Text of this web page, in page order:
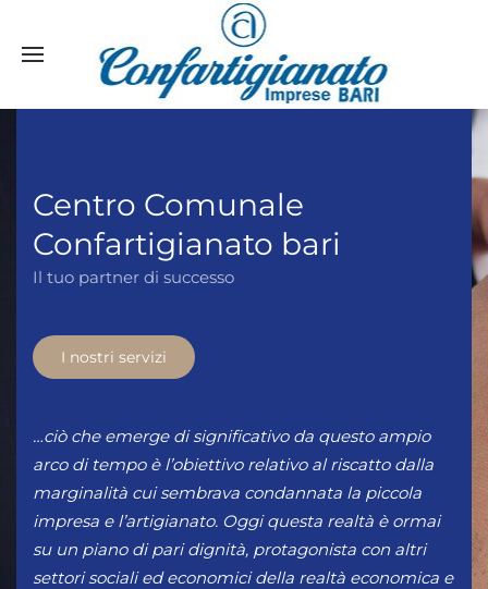
Centro Comunale
Confartigianato bari
Il tuo partner di successo
I nostri servizi
…ciò che emerge di significativo da questo ampio
arco di tempo è l’obiettivo relativo al riscatto dalla
marginalità cui sembrava condannata la piccola
impresa e l’artigianato. Oggi questa realtà è ormai
su un piano di pari dignità, protagonista con altri
settori sociali ed economici della realtà economica e